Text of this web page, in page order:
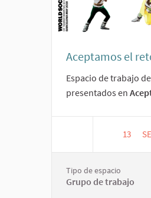
Aceptamos el
Espacio de trabajo
presentados en
13 13
Tipo de espacio
Grupo de trabajo